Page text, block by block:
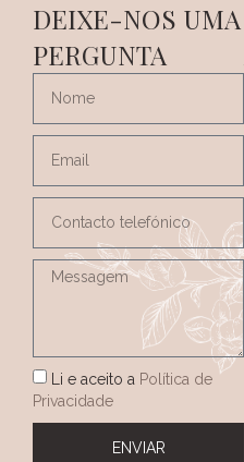
DEIXE-NOS UMA
PERGUNTA
Li e aceito a Política de
Privacidade
ENVIAR